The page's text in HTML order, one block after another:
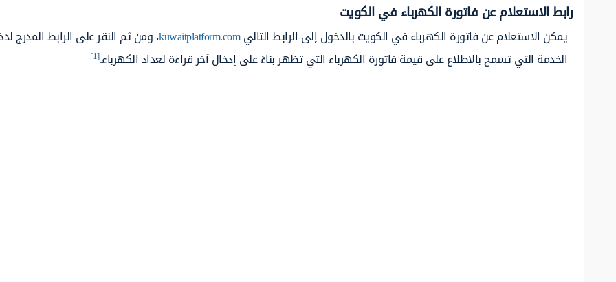
رابط الاستعلام عن فاتورة الكهرباء في الكويت
يمكن الاستعلام عن فاتورة الكهرباء في الكويت بالدخول إلى الرابط التاليkuwaitplatform.com، ومن ثم النقر على الرابط المدرج
الخدمة التي تسمح بالاطلاع على قيمة فاتورة الكهرباء التي تظهر بناءً على إدخال آخر قراءة لعداد الكهرباء.[1]